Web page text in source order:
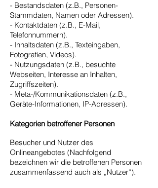
- Bestandsdaten (z.B., Personen-
Stammdaten, Namen oder Adressen).
- Kontaktdaten (z.B., E-Mail,
Telefonnummern).
- Inhaltsdaten (z.B., Texteingaben,
Fotografien, Videos).
- Nutzungsdaten (z.B., besuchte
Webseiten, Interesse an Inhalten,
Zugriffszeiten).
- Meta-/Kommunikationsdaten (z.B.,
Geräte-Informationen, IP-Adressen).
Kategorien betroffener Personen
Besucher und Nutzer des
Onlineangebotes (Nachfolgend
bezeichnen wir die betroffenen Personen
zusammenfassend auch als „Nutzer“).